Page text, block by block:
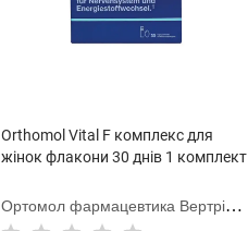
Orthomol Vital F комплекс для
жінок флакони 30 днів 1 комплект
Ортомол фармацевтика Вертрібс